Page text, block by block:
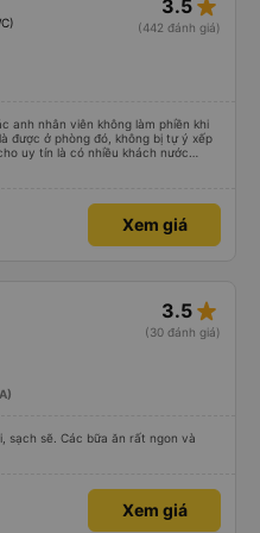
3.5 star_rate
(442 đánh giá)
anh nhân viên không làm phiền khi
được ở phòng đó, không bị tự ý xếp
uy tín là có nhiều khách nước
Xem giá
3.5 star_rate
(30 đánh giá)
sạch sẽ. Các bữa ăn rất ngon và
Xem giá